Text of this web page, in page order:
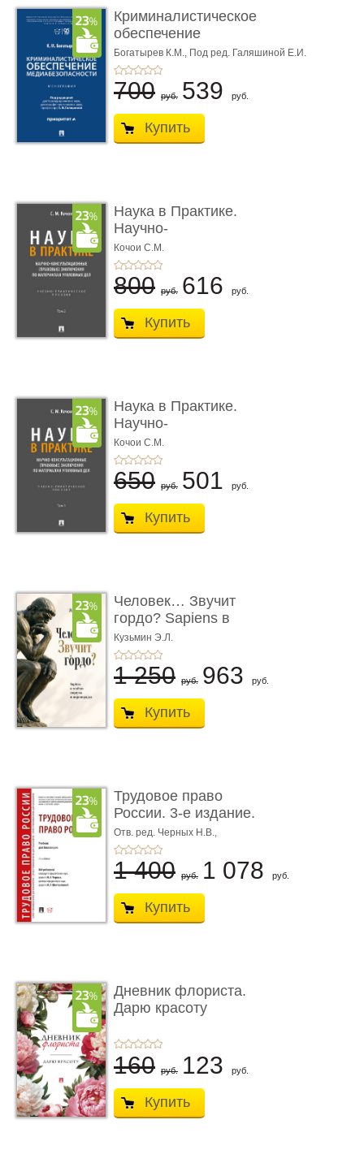
Криминалистическое
обеспечение
медиабезопас� ...
Богатырев К.М., Под ред. Галяшиной Е.И.
700 руб. 539 руб.
Купить
Наука в Практике.
Научно-
консультационные (пра
...
Кочои С.М.
800 руб. 616 руб.
Купить
Наука в Практике.
Научно-
консультационные (пра
...
Кочои С.М.
650 руб. 501 руб.
Купить
Человек… Звучит
гордо? Sapiens в
тенётах социума � ...
Кузьмин Э.Л.
1 250 руб. 963 руб.
Купить
Трудовое право
России. 3-е издание.
Учебник для ...
Отв. ред. Черных Н.В.,
Шестерякова И.В.
1 400 руб. 1 078 руб.
Купить
Дневник флориста.
Дарю красоту
160 руб. 123 руб.
Купить